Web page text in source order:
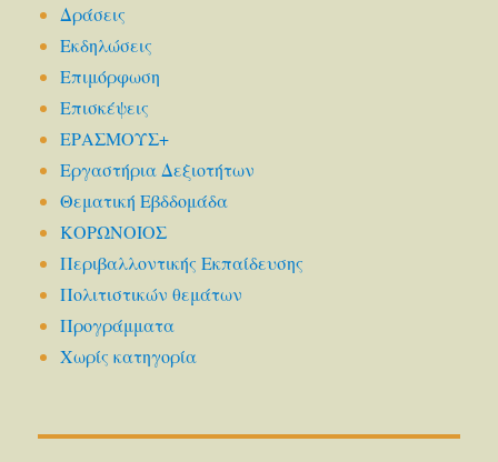
Δράσεις
Εκδηλώσεις
Επιμόρφωση
Επισκέψεις
ΕΡΑΣΜΟΥΣ+
Εργαστήρια Δεξιοτήτων
Θεματική Εβδδομάδα
ΚΟΡΩΝΟΙΟΣ
Περιβαλλοντικής Εκπαίδευσης
Πολιτιστικών θεμάτων
Προγράμματα
Χωρίς κατηγορία